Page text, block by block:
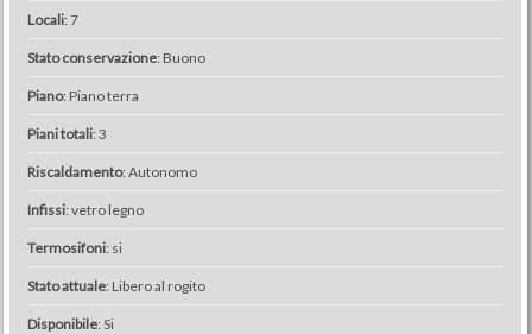
Locali: 7
Stato conservazione: Buono
Piano: Piano terra
Piani totali: 3
Riscaldamento: Autonomo
Infissi: vetro legno
Termosifoni: si
Stato attuale: Libero al rogito
Disponibile: Si